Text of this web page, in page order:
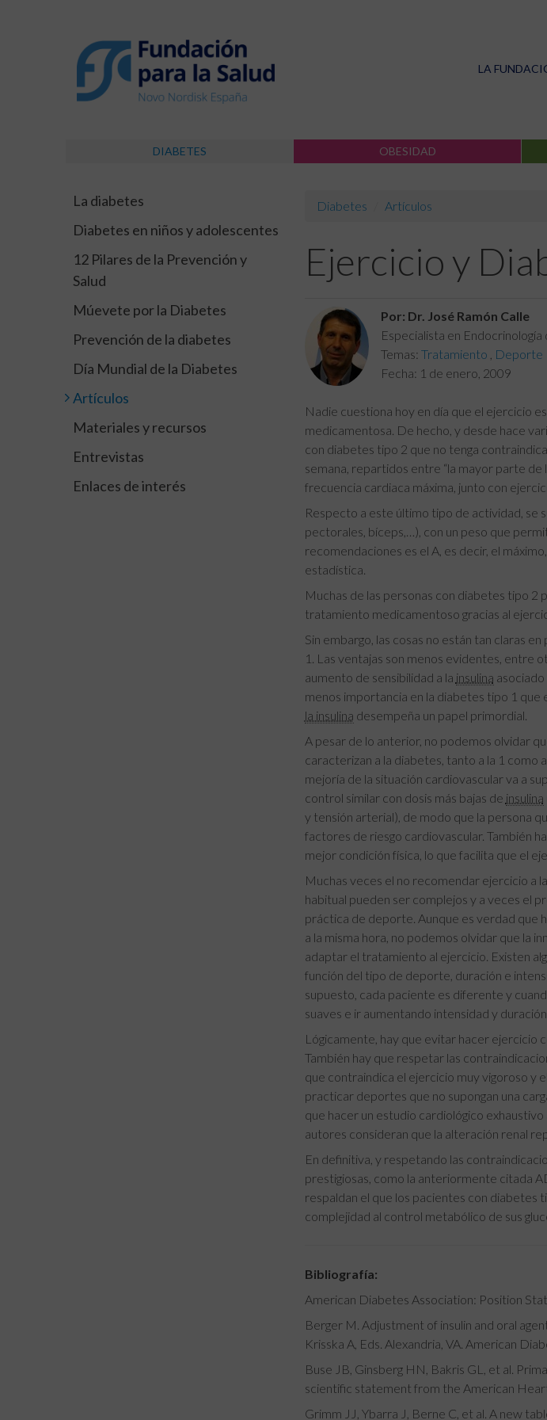
LA
DIABETES OBESIDAD
La diabetes
Diabetes en niños y adolescentes
12 Pilares de la Prevención y
Salud
Múevete por la Diabetes
Prevención de la diabetes
Día Mundial de la Diabetes
Artículos
Materiales y recursos
Entrevistas
Enlaces de interés
Diabetes Artículos
Ejercicio y
Por: Dr. José Ramón Calle
Especialista en
Temas: Tratamiento
Deporte
Fecha: 1 de enero, 2009
Nadie cuestiona hoy en día que el ejercicio
medicamentosa. De hecho, y desde hace
con diabetes tipo 2 que no tenga
semana, repartidos entre “la mayor parte de
frecuencia cardiaca máxima, junto con
Respecto a este último tipo de actividad, se
pectorales, bíceps,…), con un peso que
recomendaciones es el A, es decir, el
estadística.
Muchas de las personas con diabetes tipo 2
tratamiento medicamentoso gracias al
Sin embargo, las cosas no están tan claras
1. Las ventajas son menos evidentes, entre
aumento de sensibilidad a la insulina
menos importancia en la diabetes tipo 1 que
la insulina desempeña un papel primordial.
A pesar de lo anterior, no podemos olvidar
caracterizan a la diabetes, tanto a la 1 como
mejoría de la situación cardiovascular va a
control similar con dosis más bajas de insulina
y tensión arterial), de modo que la persona
factores de riesgo cardiovascular. También
mejor condición física, lo que facilita que el
Muchas veces el no recomendar ejercicio a
habitual pueden ser complejos y a veces el
práctica de deporte. Aunque es verdad que
a la misma hora, no podemos olvidar que la
adaptar el tratamiento al ejercicio. Existen
función del tipo de deporte, duración e
supuesto, cada paciente es diferente y
suaves e ir aumentando intensidad y
Lógicamente, hay que evitar hacer ejercicio
También hay que respetar las
que contraindica el ejercicio muy vigoroso y
practicar deportes que no supongan una
que hacer un estudio cardiológico
autores consideran que la alteración renal
En definitiva, y respetando las
prestigiosas, como la anteriormente citada
respaldan el que los pacientes con diabetes
complejidad al control metabólico de sus
Bibliografía:
American Diabetes Association: Position
Berger M. Adjustment of insulin and oral
Krisska A, Eds. Alexandria, VA. American
Buse JB, Ginsberg HN, Bakris GL, et al.
scientific statement from the American
Grimm JJ, Ybarra J, Berne C, et al. A new